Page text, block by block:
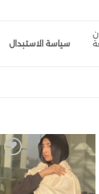
سياسة الاستبدال
Add to
wishlist